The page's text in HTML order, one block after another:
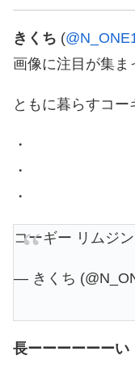
きくち (
画像に注目が集ま
ともに暮らすコー
・
・
・
コーギー リムジン
— きくち
長ーーーーーーい